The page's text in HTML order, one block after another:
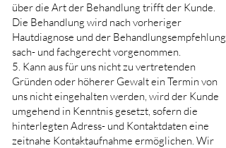
über die Art der Behandlung trifft der Kunde.
Die Behandlung wird nach vorheriger
Hautdiagnose und der Behandlungsempfehlung
sach- und fachgerecht vorgenommen.
5. Kann aus für uns nicht zu vertretenden
Gründen oder höherer Gewalt ein Termin von
uns nicht eingehalten werden, wird der Kunde
umgehend in Kenntnis gesetzt, sofern die
hinterlegten Adress- und Kontaktdaten eine
zeitnahe Kontaktaufnahme ermöglichen. Wir